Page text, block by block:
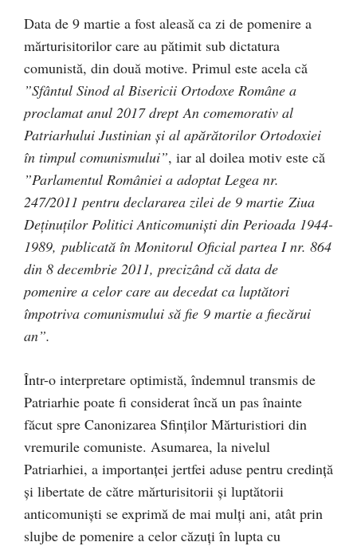
Data de 9 martie a fost aleasă ca zi de pomenire a
mărturisitorilor care au pătimit sub dictatura
comunistă, din două motive. Primul este acela că
”Sfântul Sinod al Bisericii Ortodoxe Române a
proclamat anul 2017 drept An comemorativ al
Patriarhului Justinian şi al apărătorilor Ortodoxiei
în timpul comunismului”, iar al doilea motiv este că
”Parlamentul României a adoptat Legea nr.
247/2011 pentru declararea zilei de 9 martie Ziua
Deținuților Politici Anticomuniști din Perioada 1944-
1989, publicată în Monitorul Oficial partea I nr. 864
din 8 decembrie 2011, precizând că data de
pomenire a celor care au decedat ca luptători
împotriva comunismului să fie 9 martie a fiecărui
an”.
Într-o interpretare optimistă, îndemnul transmis de
Patriarhie poate fi considerat încă un pas înainte
făcut spre Canonizarea Sfinților Mărturistiori din
vremurile comuniste. Asumarea, la nivelul
Patriarhiei, a importanței jertfei aduse pentru credință
și libertate de către mărturisitorii și luptătorii
anticomuniști se exprimă de mai mulți ani, atât prin
slujbe de pomenire a celor căzuți în lupta cu